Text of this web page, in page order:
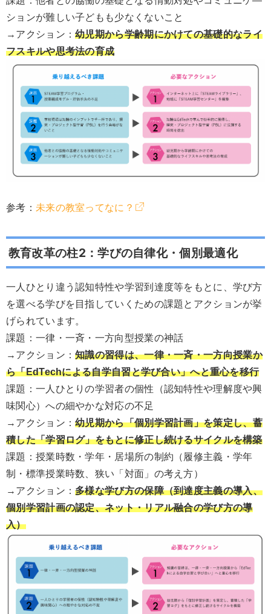
ションが難しい子どもも少なくないこと
→アクション：幼児期から学齢期にかけての基礎的なライ
フスキルや思考法の育成
参考： 未来の教室ってなに？
教育改革の柱2：学びの自律化・個別最適化
一人ひとり違う認知特性や学習到達度等をもとに、学び方
を選べる学びを目指していくための課題とアクションが挙
げられています。
課題：一律・一斉・一方向型授業の神話
→アクション：知識の習得は、一律・一斉・一方向授業か
ら「EdTechによる自学自習と学び合い」へと重心を移行
課題：一人ひとりの学習者の個性（認知特性や理解度や興
味関心）への細やかな対応の不足
→アクション：幼児期から「個別学習計画」を策定し、蓄
積した「学習ログ」をもとに修正し続けるサイクルを構築
課題：授業時数・学年・居場所の制約（履修主義・学年
制・標準授業時数、狭い「対面」の考え方）
→アクション：多様な学び方の保障（到達度主義の導入、
個別学習計画の認定、ネット・リアル融合の学び方の導
入）